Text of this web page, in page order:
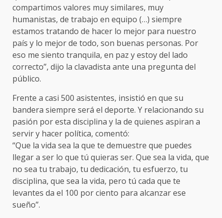
compartimos valores muy similares, muy
humanistas, de trabajo en equipo (…) siempre
estamos tratando de hacer lo mejor para nuestro
país y lo mejor de todo, son buenas personas. Por
eso me siento tranquila, en paz y estoy del lado
correcto”, dijo la clavadista ante una pregunta del
público.
Frente a casi 500 asistentes, insistió en que su
bandera siempre será el deporte. Y relacionando su
pasión por esta disciplina y la de quienes aspiran a
servir y hacer política, comentó:
“Que la vida sea la que te demuestre que puedes
llegar a ser lo que tú quieras ser. Que sea la vida, que
no sea tu trabajo, tu dedicación, tu esfuerzo, tu
disciplina, que sea la vida, pero tú cada que te
levantes da el 100 por ciento para alcanzar ese
sueño”.